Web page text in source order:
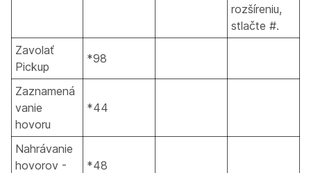
rozšíreniu,
stlačte #.
Zavolať
Pickup
*98
Zaznamená
vanie
hovoru
*44
Nahrávanie
hovorov -
*48